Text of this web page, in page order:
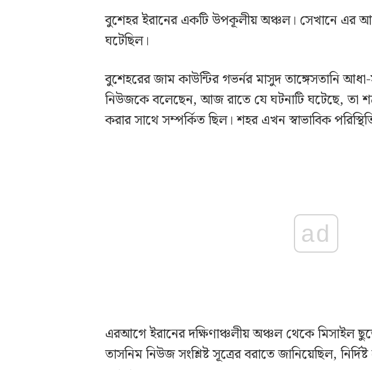
বুশেহর ইরানের একটি উপকূলীয় অঞ্চল। সেখানে এর
ঘটেছিল।
বুশেহরের জাম কাউন্টির গভর্নর মাসুদ তাঙ্গেসতানি আধা-
নিউজকে বলেছেন, আজ রাতে যে ঘটনাটি ঘটেছে, তা
করার সাথে সম্পর্কিত ছিল। শহর এখন স্বাভাবিক
ad
এরআগে ইরানের দক্ষিণাঞ্চলীয় অঞ্চল থেকে মিসাইল
তাসনিম নিউজ সংশ্লিষ্ট সূত্রের বরাতে জানিয়েছিল,